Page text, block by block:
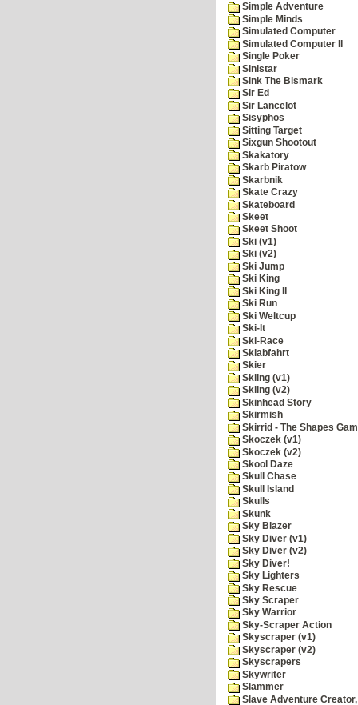
Simple Adventure
Simple Minds
Simulated Computer
Simulated Computer II
Single Poker
Sinistar
Sink The Bismark
Sir Ed
Sir Lancelot
Sisyphos
Sitting Target
Sixgun Shootout
Skakatory
Skarb Piratow
Skarbnik
Skate Crazy
Skateboard
Skeet
Skeet Shoot
Ski (v1)
Ski (v2)
Ski Jump
Ski King
Ski King II
Ski Run
Ski Weltcup
Ski-It
Ski-Race
Skiabfahrt
Skier
Skiing (v1)
Skiing (v2)
Skinhead Story
Skirmish
Skirrid - The Shapes
Skoczek (v1)
Skoczek (v2)
Skool Daze
Skull Chase
Skull Island
Skulls
Skunk
Sky Blazer
Sky Diver (v1)
Sky Diver (v2)
Sky Diver!
Sky Lighters
Sky Rescue
Sky Scraper
Sky Warrior
Sky-Scraper Action
Skyscraper (v1)
Skyscraper (v2)
Skyscrapers
Skywriter
Slammer
Slave Adventure Creator,